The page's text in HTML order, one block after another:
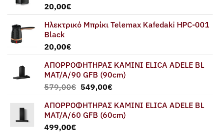
20,00€
Ηλεκτρικό Μπρίκι Telemax Kafedaki HPC-001
Black
20,00€
ΑΠΟΡΡΟΦΗΤΗΡΑΣ ΚΑΜΙΝΙ ELICA ADELE BL
MAT/A/90 GFB (90cm)
579,00€ Original
was:
579,00€.
549,00€Η
τιμή
είναι:
ΑΠΟΡΡΟΦΗΤΗΡΑΣ ΚΑΜΙΝΙ ELICA ADELE BL
MAT/A/60 GFB (60cm)
499,00€